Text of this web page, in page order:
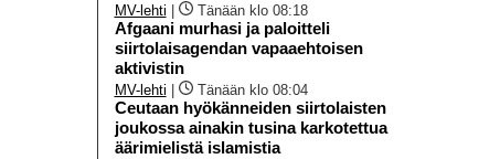
MV-lehti Tänään klo 08:18
Afgaani murhasi ja paloitteli
siirtolaisagendan vapaaehtoisen
aktivistin
MV-lehti Tänään klo 08:04
Ceutaan hyökänneiden siirtolaisten
joukossa ainakin tusina karkotettua
äärimielistä islamistia